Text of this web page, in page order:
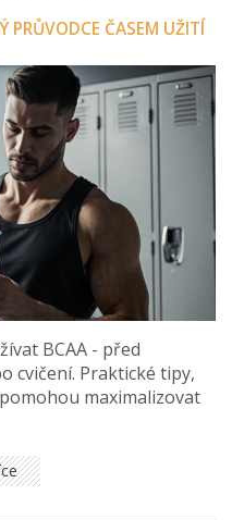
PRŮVODCE ČASEM UŽITÍ
BCAA - před
cvičení. Praktické tipy,
maximalizovat